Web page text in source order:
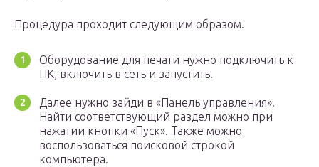
Процедура проходит следующим образом.
Оборудование для печати нужно подключить к
ПК, включить в сеть и запустить.
Далее нужно зайди в «Панель управления».
Найти соответствующий раздел можно при
нажатии кнопки «Пуск». Также можно
воспользоваться поисковой строкой
компьютера.